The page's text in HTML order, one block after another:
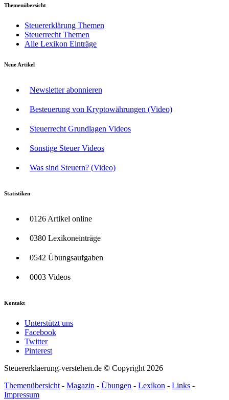
Themenübersicht
Steuererklärung Themen
Steuerrecht Themen
Alle Lexikon Einträge
Neue Artikel
Newsletter abonnieren
Besteuerung von Kryptowährungen (Video)
Steuerrecht Grundlagen Videos
Sonstige Steuer Videos
Was sind Steuern? (Video)
Statistiken
0126 Artikel online
0380 Lexikoneinträge
0542 Übungsaufgaben
0003 Videos
Kontakt
Unterstützt uns
Facebook
Twitter
Pinterest
Steuererklaerung-verstehen.de © Copyright 2026
Themenübersicht - Magazin - Übungen - Lexikon - Links -
Impressum